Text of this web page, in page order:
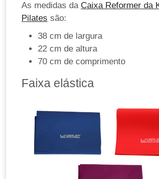
As medidas da Caixa Reformer da
Pilates são:
38 cm de largura
22 cm de altura
70 cm de comprimento
Faixa elástica